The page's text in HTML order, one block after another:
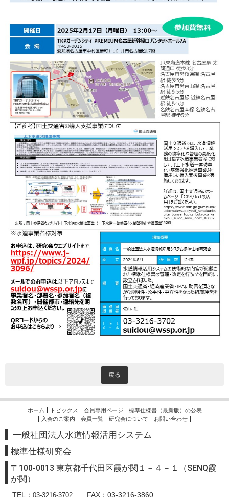
戻る
ホーム トピックス 会員専用ページ
標準仕様書（最新版）の公表
入会のご案内
会員一覧 研究会について お問い合わせ
一般社団法人水道情報活用システム
標準仕様研究会
〒100-0013 東京都千代田区霞が関１－４－１（SENQ霞
が関）
TEL： 03-3216-3702 FAX：03-3216-3860